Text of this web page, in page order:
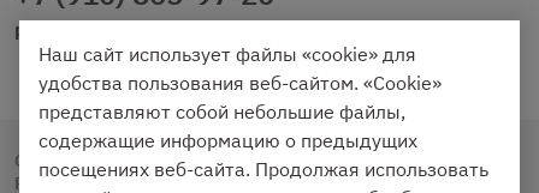
prazdnichniy40@palmi.ru
Copyright © 2020 - 2026. Праздничный Стол.
Разработка и продвижение - Vegas Studio
Наш сайт использует файлы «cookie» для
удобства пользования веб-сайтом. «Cookie»
представляют собой небольшие файлы,
содержащие информацию о предыдущих
посещениях веб-сайта. Продолжая использовать